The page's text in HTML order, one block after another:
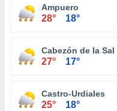
Ampuero
28° 18°
Cabezón de la Sal
27° 17°
Castro-Urdiales
25° 18°